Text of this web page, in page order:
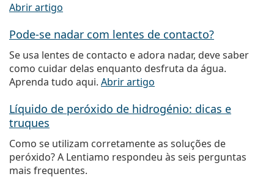
Abrir artigo
Pode-se nadar com lentes de contacto?
Se usa lentes de contacto e adora nadar, deve saber
como cuidar delas enquanto desfruta da água.
Aprenda tudo aqui. Abrir artigo
Líquido de peróxido de hidrogénio: dicas e
truques
Como se utilizam corretamente as soluções de
peróxido? A Lentiamo respondeu às seis perguntas
mais frequentes.